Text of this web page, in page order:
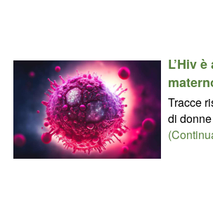
L’Hiv
Tracce
di